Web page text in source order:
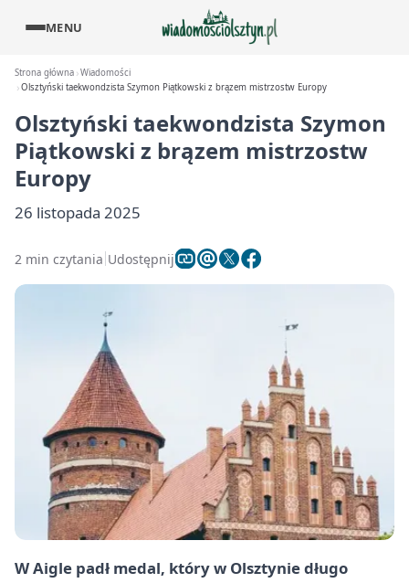
MENU
Strona główna Wiadomości
Olsztyński taekwondzista Szymon Piątkowski z brązem mistrzostw Europy
Olsztyński taekwondzista Szymon
Piątkowski z brązem mistrzostw
Europy
26 listopada 2025
2 min czytania Udostępnij
W Aigle padł medal, który w Olsztynie długo